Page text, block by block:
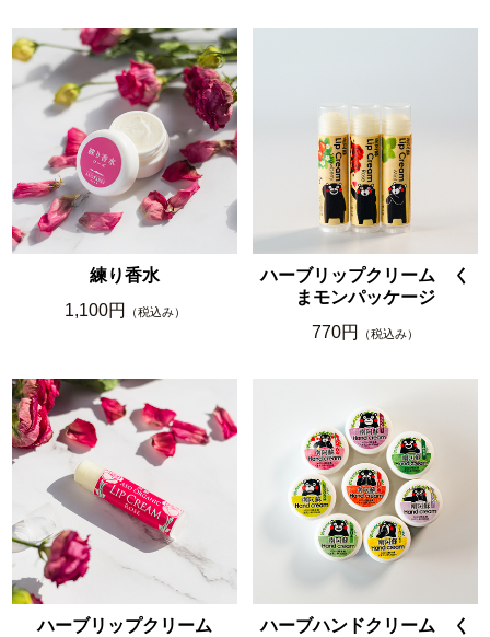
練り香水
1,100円
（税込み）
ハーブリップクリーム く
まモンパッケージ
770円
（税込み）
ハーブリップクリーム
ハーブハンドクリーム く